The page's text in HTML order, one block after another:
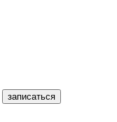
записаться